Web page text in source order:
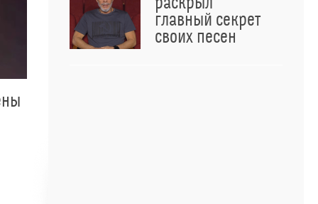
главный секрет
своих песен